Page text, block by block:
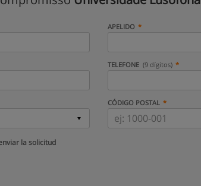
APELIDO
TELEFONE (9 dígitos)
CÓDIGO POSTAL
la solicitud